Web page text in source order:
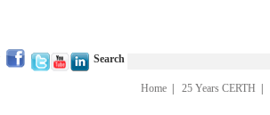
Search
Home 25 Years CERTH